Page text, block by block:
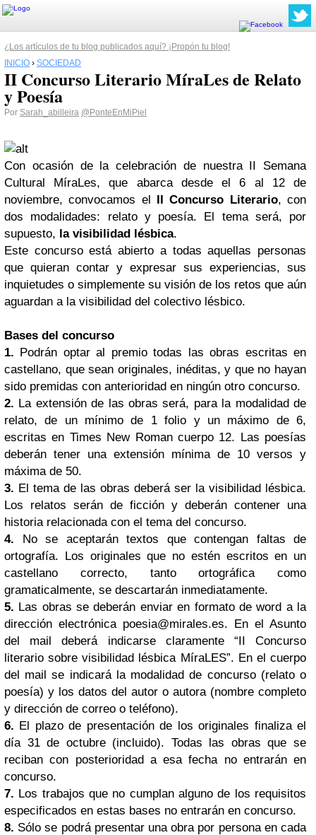
¿Los artículos de tu blog publicados aquí? ¡Propón tu blog!
INICIO › SOCIEDAD
II Concurso Literario MíraLes de Relato
y Poesía
Por Sarah_abilleira @PonteEnMiPiel
Con ocasión de la celebración de nuestra II Semana
Cultural MíraLes, que abarca desde el 6 al 12 de
noviembre, convocamos el II Concurso Literario, con
dos modalidades: relato y poesía. El tema será, por
supuesto, la visibilidad lésbica.
Este concurso está abierto a todas aquellas personas
que quieran contar y expresar sus experiencias, sus
inquietudes o simplemente su visión de los retos que aún
aguardan a la visibilidad del colectivo lésbico.
Bases del concurso
1. Podrán optar al premio todas las obras escritas en
castellano, que sean originales, inéditas, y que no hayan
sido premidas con anterioridad en ningún otro concurso.
2. La extensión de las obras será, para la modalidad de
relato, de un mínimo de 1 folio y un máximo de 6,
escritas en Times New Roman cuerpo 12. Las poesías
deberán tener una extensión mínima de 10 versos y
máxima de 50.
3. El tema de las obras deberá ser la visibilidad lésbica.
Los relatos serán de ficción y deberán contener una
historia relacionada con el tema del concurso.
4. No se aceptarán textos que contengan faltas de
ortografía. Los originales que no estén escritos en un
castellano correcto, tanto ortográfica como
gramaticalmente, se descartarán inmediatamente.
5. Las obras se deberán enviar en formato de word a la
dirección electrónica poesia@mirales.es. En el Asunto
del mail deberá indicarse claramente “II Concurso
literario sobre visibilidad lésbica MíraLES”. En el cuerpo
del mail se indicará la modalidad de concurso (relato o
poesía) y los datos del autor o autora (nombre completo
y dirección de correo o teléfono).
6. El plazo de presentación de los originales finaliza el
día 31 de octubre (incluido). Todas las obras que se
reciban con posterioridad a esa fecha no entrarán en
concurso.
7. Los trabajos que no cumplan alguno de los requisitos
especificados en estas bases no entrarán en concurso.
8. Sólo se podrá presentar una obra por persona en cada